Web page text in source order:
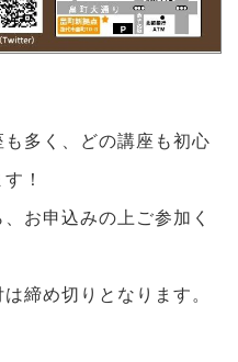
多く、どの講座も初心
！
お申込みの上ご参加く
締め切りとなります。